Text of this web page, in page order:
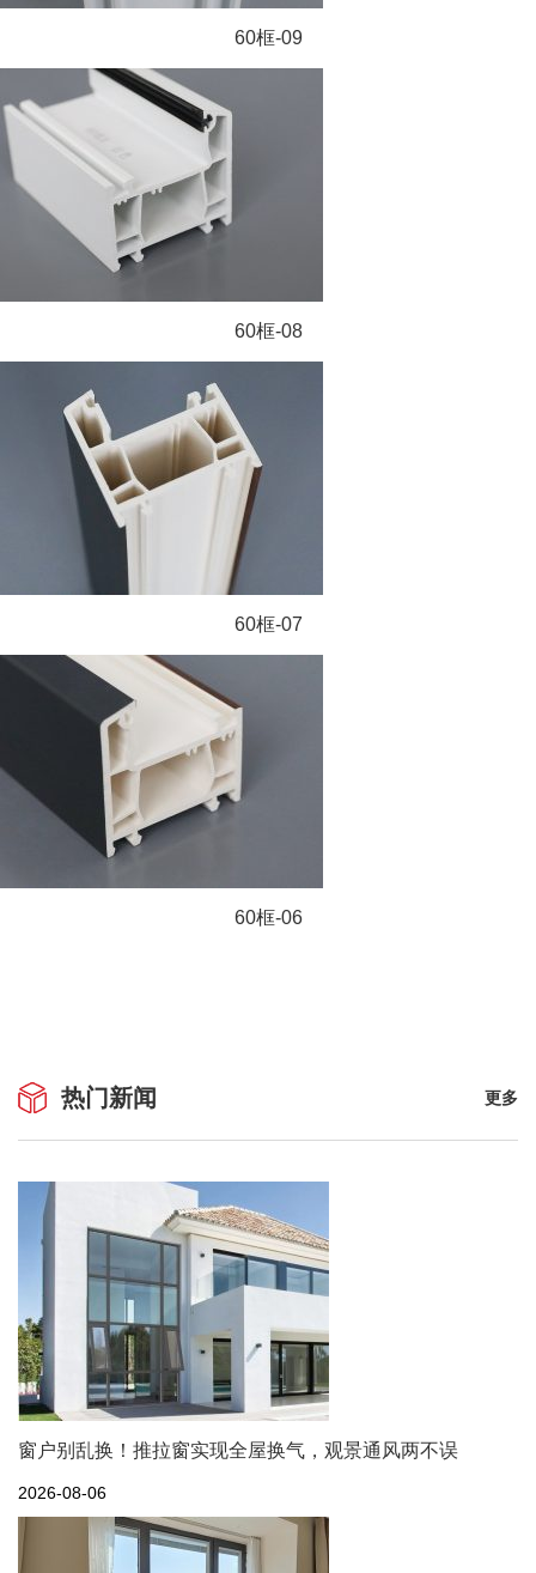
60框-09
60框-08
60框-07
60框-06
热门新闻 更多
窗户别乱换！推拉窗实现全屋换气，观景通风两不误
2026-08-06